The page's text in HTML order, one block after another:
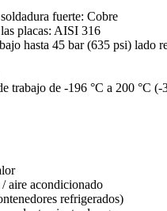
fuerte: Cobre
placas: AISI 316
hasta 45 bar (635 psi) lado
trabajo de -196 °C a 200 °C (-
aire acondicionado
refrigerados)